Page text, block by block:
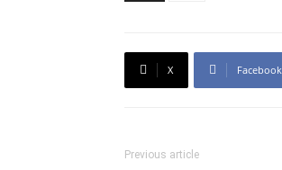
X Facebook
Previous article